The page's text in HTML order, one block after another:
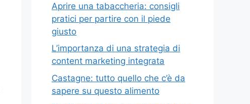
Aprire una tabaccheria: consigli
pratici per partire con il piede
giusto
L’importanza di una strategia di
content marketing integrata
Castagne: tutto quello che c’è da
sapere su questo alimento